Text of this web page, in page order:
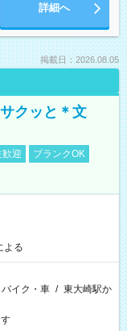
詳細へ
掲載日：2026.08.05
クッと＊文
歓迎
ブランクOK
よる
イク・車 / 東大崎駅か